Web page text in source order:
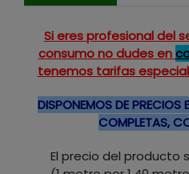
Si eres profesional del
consumo no dudes en
tenemos tarifas
DISPONEMOS DE PRECIOS
COMPLETAS,
El precio del producto